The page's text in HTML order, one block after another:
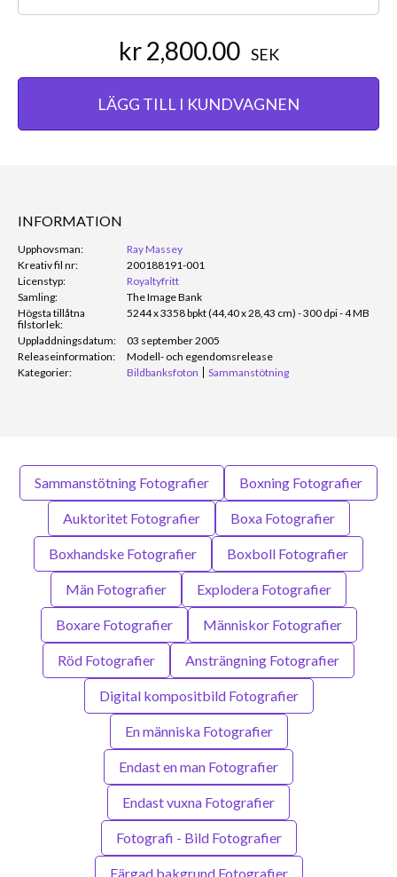
kr 2,800.00 SEK
LÄGG TILL I KUNDVAGNEN
INFORMATION
Upphovsman:
Ray Massey
Kreativ fil nr:
200188191-001
Licenstyp:
Royaltyfritt
Samling:
The Image Bank
Högsta tillåtna
filstorlek:
5244 x 3358 bpkt (44,40 x 28,43 cm) - 300 dpi - 4 MB
Uppladdningsdatum:
03 september 2005
Releaseinformation:
Modell- och egendomsrelease
Kategorier:
Bildbanksfoton Sammanstötning
Sammanstötning Fotografier Boxning Fotografier
Auktoritet Fotografier Boxa Fotografier
Boxhandske Fotografier Boxboll Fotografier
Män Fotografier Explodera Fotografier
Boxare Fotografier Människor Fotografier
Röd Fotografier Ansträngning Fotografier
Digital kompositbild Fotografier
En människa Fotografier
Endast en man Fotografier
Endast vuxna Fotografier
Fotografi - Bild Fotografier
Färgad bakgrund Fotografier